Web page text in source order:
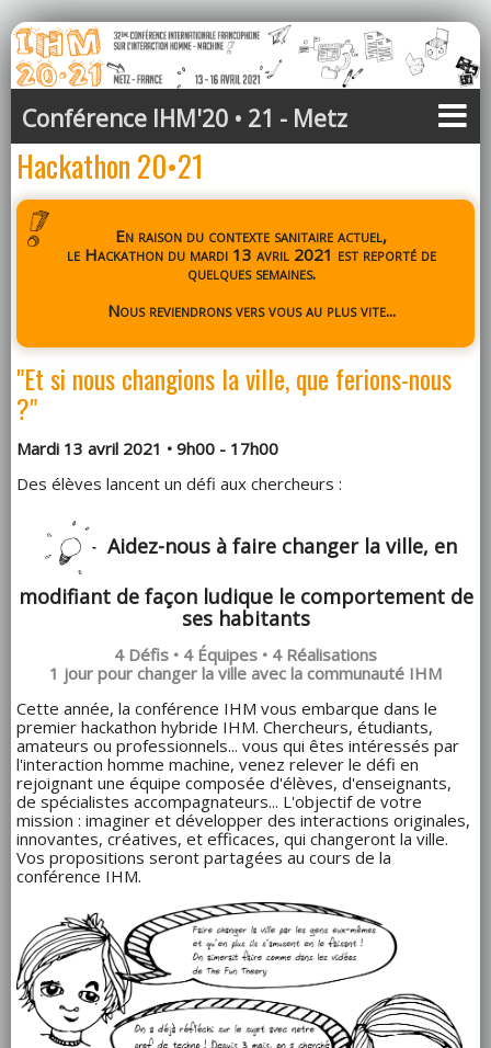
Conférence IHM'20 • 21 - Metz
Hackathon 20•21
En raison du contexte sanitaire actuel,
le Hackathon du mardi 13 avril 2021 est reporté de
quelques semaines.
Nous reviendrons vers vous au plus vite...
"Et si nous changions la ville, que ferions-nous
?"
Mardi 13 avril 2021 • 9h00 - 17h00
Des élèves lancent un défi aux chercheurs :
Aidez-nous à faire changer la ville, en
modifiant de façon ludique le comportement de
ses habitants
4 Défis • 4 Équipes • 4 Réalisations
1 jour pour changer la ville avec la communauté IHM
Cette année, la conférence IHM vous embarque dans le
premier hackathon hybride IHM. Chercheurs, étudiants,
amateurs ou professionnels... vous qui êtes intéressés par
l'interaction homme machine, venez relever le défi en
rejoignant une équipe composée d'élèves, d'enseignants,
de spécialistes accompagnateurs... L'objectif de votre
mission : imaginer et développer des interactions originales,
innovantes, créatives, et efficaces, qui changeront la ville.
Vos propositions seront partagées au cours de la
conférence IHM.